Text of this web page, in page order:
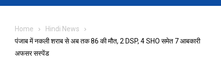
Home
Hindi News
पंजाब में नकली शराब से अब तक 86 की मौत, 2 DSP, 4 SHO समेत 7 आबकारी
अफसर सस्पेंड